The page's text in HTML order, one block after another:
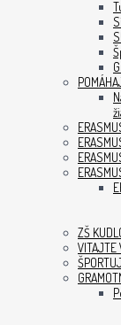
ZŠ
VITAJTE